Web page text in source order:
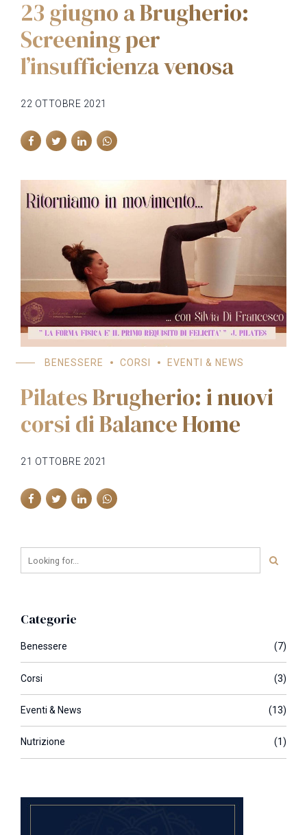
23 giugno a Brugherio:
Screening per
l’insufficienza venosa
22 OTTOBRE 2021
BENESSERE CORSI EVENTI & NEWS
Pilates Brugherio: i nuovi
corsi di Balance Home
21 OTTOBRE 2021
Categorie
Benessere (7)
Corsi (3)
Eventi & News (13)
Nutrizione (1)